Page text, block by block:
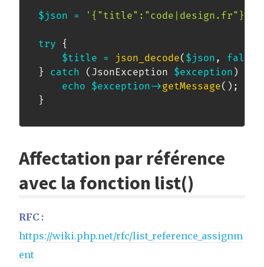
$json = '{"title":"code|design.fr"}s'
try
{
$title = json_decode( $json , false
}
catch ( JsonException $exception )
echo $exception->getMessage( ) ;
}
Affectation par référence
avec la fonction list()
RFC :
https://wiki.php.net/rfc/list_reference_assignm
ent